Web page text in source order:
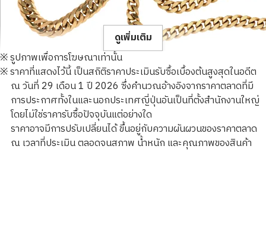
18K gold (K18) Kihei necklace
356.8g
ราคารับซื้ออ้างอิง
ดูเพิ่มเติม
※ รูปภาพเพื่อการโฆษณาเท่านั้น
※ ราคาที่แสดงไว้นี้ เป็นสถิติราคาประเมินรับซื้อเบื้องต้นสูงสุดในอดีต
ณ วันที่ 29 เดือน 1 ปี 2026 ซึ่งคำนวณอ้างอิงจากราคาตลาดที่มี
การประกาศทั้งในและนอกประเทศญี่ปุ่นอันเป็นที่ตั้งสำนักงานใหญ่
โดยไม่ใช่ราคารับซื้อปัจจุบันแต่อย่างใด
ราคาอาจมีการปรับเปลี่ยนได้ ขึ้นอยู่กับความผันผวนของราคาตลาด
ณ เวลาที่ประเมิน ตลอดจนสภาพ น้ำหนัก และคุณภาพของสินค้า